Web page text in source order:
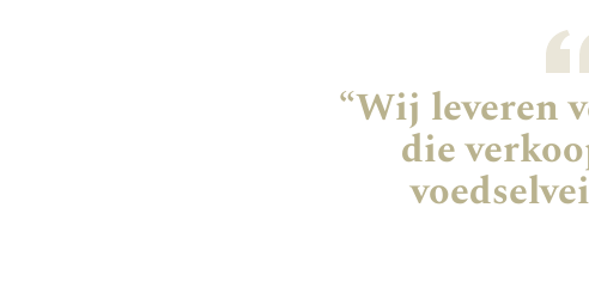
“Wij leveren
die